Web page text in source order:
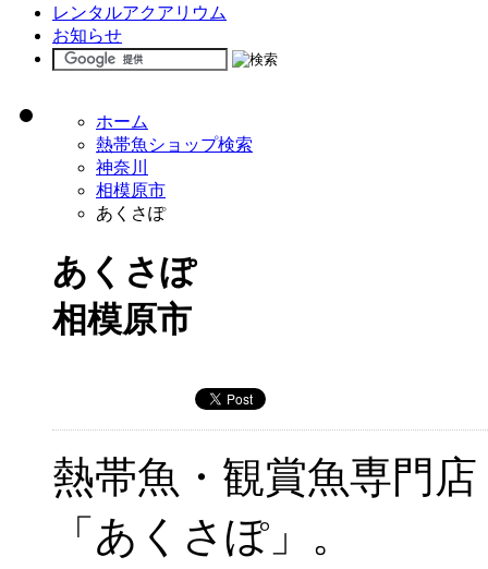
レンタルアクアリウム
お知らせ
ホーム
熱帯魚ショップ検索
神奈川
相模原市
あくさぽ
あくさぽ
相模原市
熱帯魚・観賞魚専門店
「あくさぽ」。